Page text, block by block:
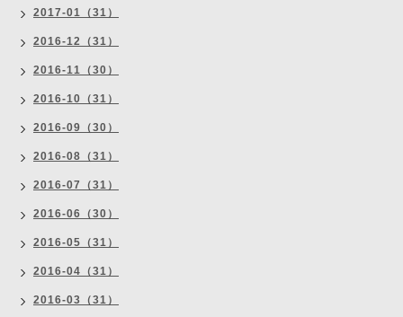
2017-01（31）
2016-12（31）
2016-11（30）
2016-10（31）
2016-09（30）
2016-08（31）
2016-07（31）
2016-06（30）
2016-05（31）
2016-04（31）
2016-03（31）